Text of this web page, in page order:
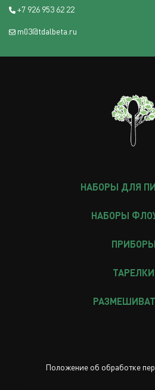
+7 926 953 62 22
m03@tdalbeta.ru
НАБОРЫ ДЛЯ
НАБОРЫ
ПРИБОРЫ
ТАРЕЛКИ
Положение об обработке